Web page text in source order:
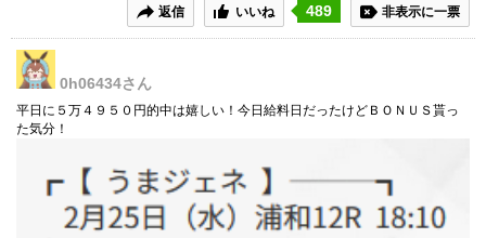
返信 いいね 489 非表示に一票
0h06434さん
平日に５万４９５０円的中は嬉しい！今日給料日だったけどＢＯＮＵＳ貰っ
た気分！